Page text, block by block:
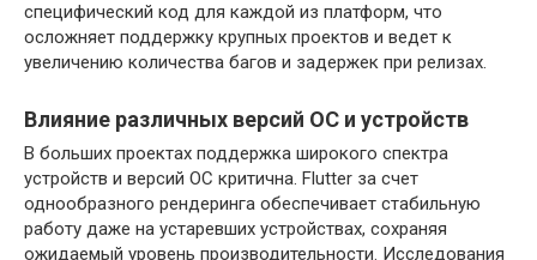
специфический код для каждой из платформ, что
осложняет поддержку крупных проектов и ведет к
увеличению количества багов и задержек при релизах.
Влияние различных версий ОС и устройств
В больших проектах поддержка широкого спектра
устройств и версий ОС критична. Flutter за счет
однообразного рендеринга обеспечивает стабильную
работу даже на устаревших устройствах, сохраняя
ожидаемый уровень производительности. Исследования